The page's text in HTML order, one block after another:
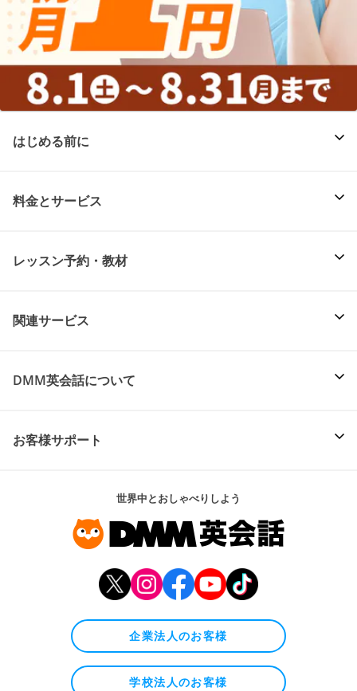
はじめる前に
料金とサービス
レッスン予約・教材
関連サービス
DMM英会話について
お客様サポート
世界中とおしゃべりしよう
企業法人のお客様
学校法人のお客様